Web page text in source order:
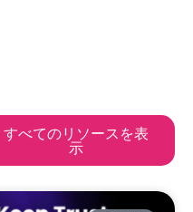
すべてのリソースを表
示